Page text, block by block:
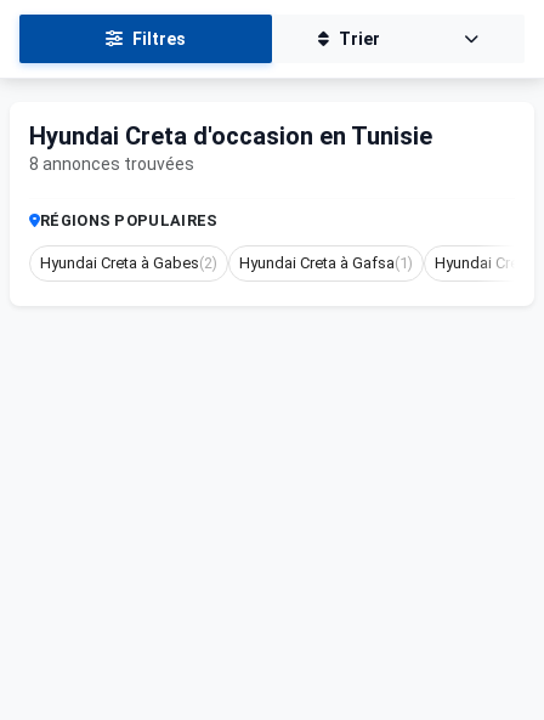
Filtres Trier
Hyundai Creta d'occasion en Tunisie
8 annonces trouvées
RÉGIONS POPULAIRES
Hyundai Creta à Gabes(2) Hyundai Creta à Gafsa(1) Hyundai Creta